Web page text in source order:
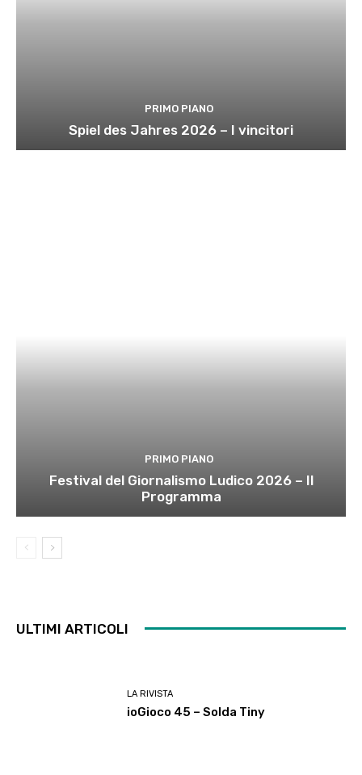
PRIMO PIANO
Spiel des Jahres 2026 – I vincitori
PRIMO PIANO
Festival del Giornalismo Ludico 2026 – Il
Programma
ULTIMI ARTICOLI
LA RIVISTA
ioGioco 45 – Solda Tiny